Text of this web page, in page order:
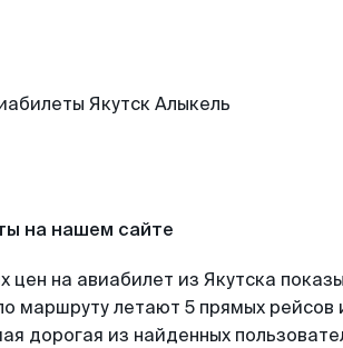
на нашем сайте
цен на авиабилет из Якутска
маршруту летают 5 прямых рейсов
дорогая из найденных